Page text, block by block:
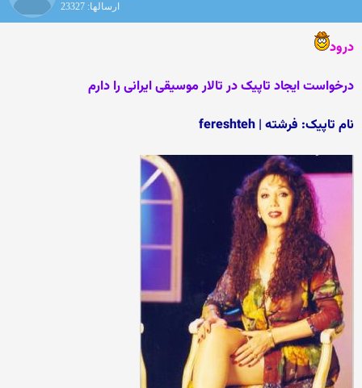
ارسالها: 23327
درود
درخواست ایجاد تاپیک در تالار موسیقی ایرانی را دارم
نام تاپیک: فرشته | fereshteh